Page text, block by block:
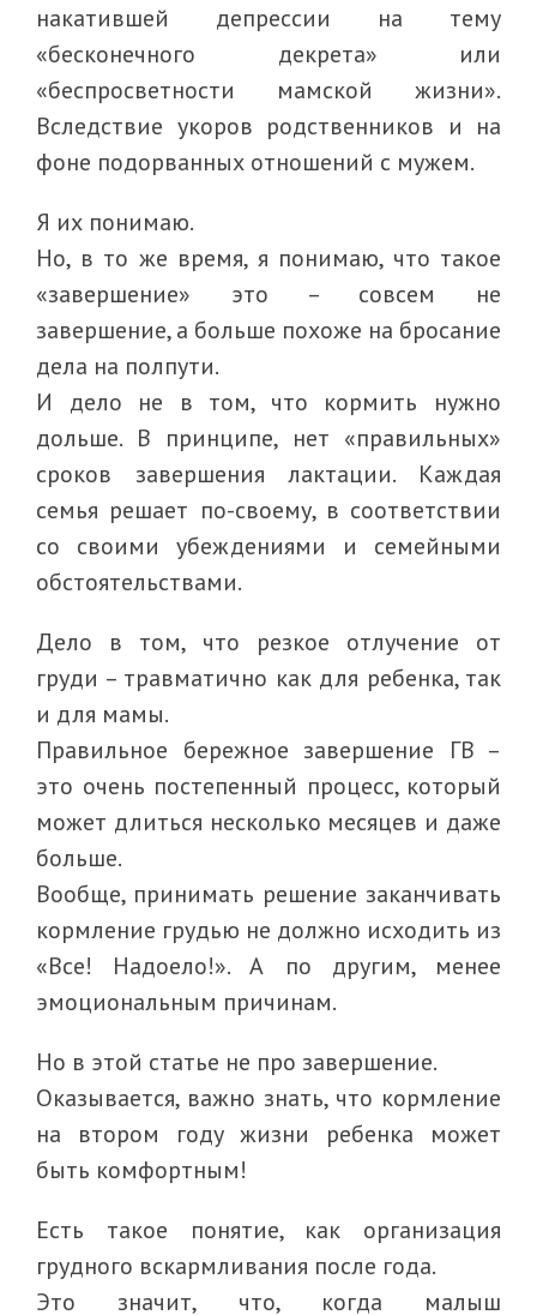
накатившей депрессии на тему
«бесконечного декрета» или
«беспросветности мамской жизни».
Вследствие укоров родственников и на
фоне подорванных отношений с мужем.
Я их понимаю.
Но, в то же время, я понимаю, что такое
«завершение» это – совсем не
завершение, а больше похоже на бросание
дела на полпути.
И дело не в том, что кормить нужно
дольше. В принципе, нет «правильных»
сроков завершения лактации. Каждая
семья решает по-своему, в соответствии
со своими убеждениями и семейными
обстоятельствами.
Дело в том, что резкое отлучение от
груди – травматично как для ребенка, так
и для мамы.
Правильное бережное завершение ГВ –
это очень постепенный процесс, который
может длиться несколько месяцев и даже
больше.
Вообще, принимать решение заканчивать
кормление грудью не должно исходить из
«Все! Надоело!». А по другим, менее
эмоциональным причинам.
Но в этой статье не про завершение.
Оказывается, важно знать, что кормление
на втором году жизни ребенка может
быть комфортным!
Есть такое понятие, как организация
грудного вскармливания после года.
Это значит, что, когда малыш